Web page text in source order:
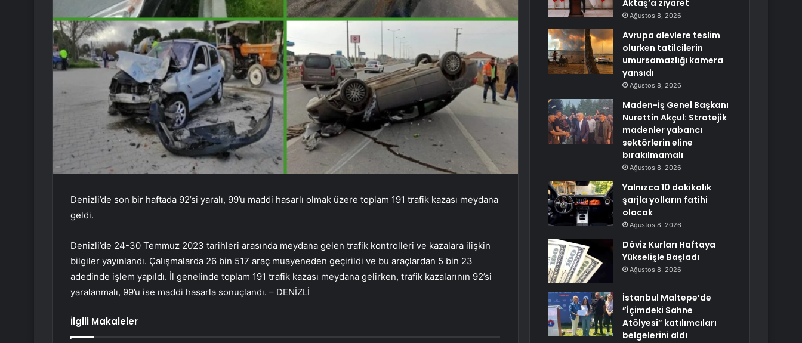
Denizli’de son bir haftada 92’si yaralı, 99’u maddi hasarlı olmak üzere toplam 191 trafik kazası meydana
geldi.
Denizli’de 24-30 Temmuz 2023 tarihleri ​​arasında meydana gelen trafik kontrolleri ve kazalara ilişkin
bilgiler yayınlandı. Çalışmalarda 26 bin 517 araç muayeneden geçirildi ve bu araçlardan 5 bin 23
adedinde işlem yapıldı. İl genelinde toplam 191 trafik kazası meydana gelirken, trafik kazalarının 92’si
yaralanmalı, 99’u ise maddi hasarla sonuçlandı. – DENİZLİ
İlgili Makaleler
Aktaş’a ziyaret
Ağustos 8, 2026
Avrupa alevlere teslim
olurken tatilcilerin
umursamazlığı kamera
yansıdı
Ağustos 8, 2026
Maden-İş Genel Başkanı
Nurettin Akçul: Stratejik
madenler yabancı
sektörlerin eline
bırakılmamalı
Ağustos 8, 2026
Yalnızca 10 dakikalık
şarjla yolların fatihi
olacak
Ağustos 8, 2026
Döviz Kurları Haftaya
Yükselişle Başladı
Ağustos 8, 2026
İstanbul Maltepe’de
”İçimdeki Sahne
Atölyesi” katılımcıları
belgelerini aldı